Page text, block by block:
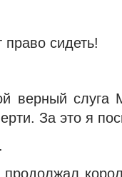
сидеть!
верный слуга
За это я